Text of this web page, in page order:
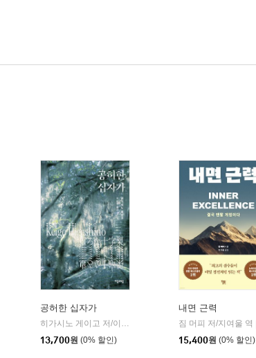
공허한 십자가
히가시노 게이고 저/이선희 역
자음과모음
13,700원 (0% 할인)
내면 근력
짐 머피 저/지여울 역
15,400원 (0% 할인)